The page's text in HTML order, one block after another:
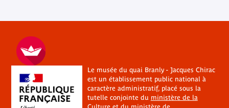
Le musée du quai Branly - Jacques Chirac
est un établissement public national à
caractère administratif, placé sous la
tutelle conjointe du ministère de la